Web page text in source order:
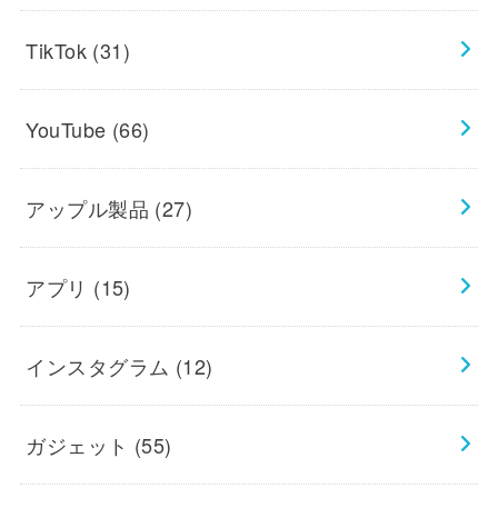
TikTok (31)
YouTube (66)
アップル製品 (27)
アプリ (15)
インスタグラム (12)
ガジェット (55)